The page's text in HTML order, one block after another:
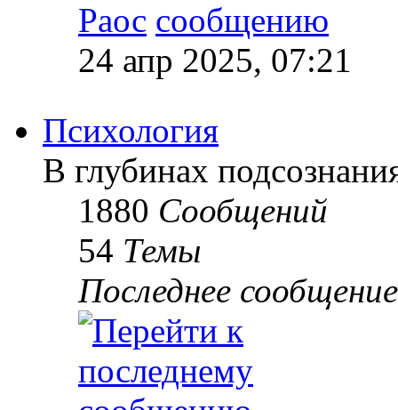
Раос
24 апр 2025, 07:21
Психология
В глубинах
1880 Сообщений
54 Темы
Последнее сообщение